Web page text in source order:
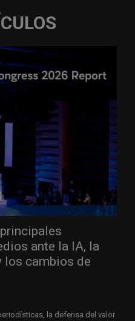
ante la IA, la
los cambios de
la defensa del valor